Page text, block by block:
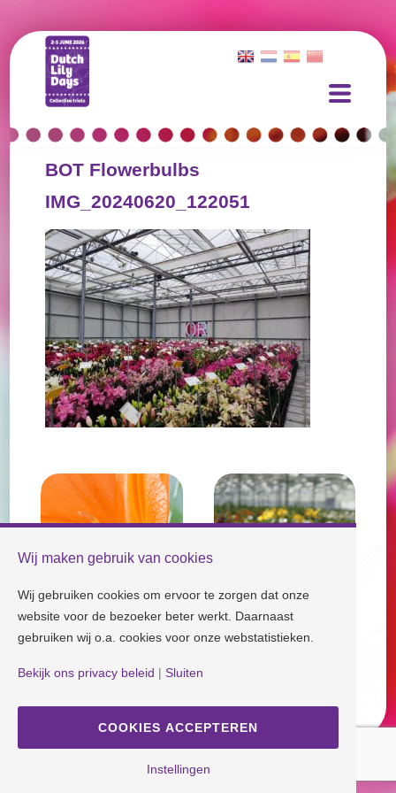
BOT Flowerbulbs
IMG_20240620_122051
Cookie settings|Privacy policy
Wij maken gebruik van cookies
Wij gebruiken cookies om ervoor te zorgen dat onze
website voor de bezoeker beter werkt. Daarnaast
gebruiken wij o.a. cookies voor onze webstatistieken.
Bekijk ons privacy beleid | Sluiten
COOKIES ACCEPTEREN
Instellingen